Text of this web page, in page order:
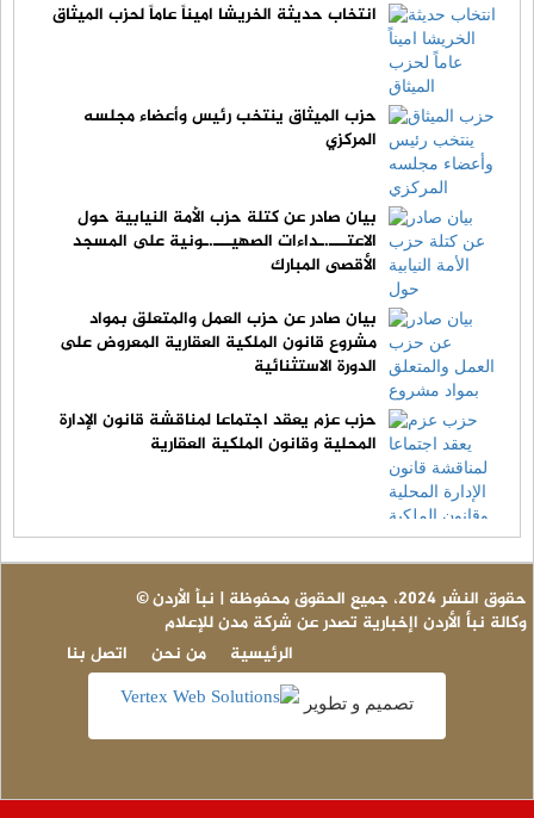
انتخاب حديثة الخريشا اميناً عاماً لحزب الميثاق
حزب الميثاق ينتخب رئيس وأعضاء مجلسه
المركزي
بيان صادر عن كتلة حزب الأمة النيابية حول
الاعتـــ.ـداءات الصهيـــ.ـونية على المسجد
الأقصى المبارك
بيان صادر عن حزب العمل والمتعلق بمواد
مشروع قانون الملكية العقارية المعروض على
الدورة الاستثنائية
حزب عزم يعقد اجتماعا لمناقشة قانون الإدارة
المحلية وقانون الملكية العقارية
© حقوق النشر 2024، جميع الحقوق محفوظة | نبأ الأردن
وكالة نبأ الأردن اإخبارية تصدر عن شركة مدن للإعلام
اتصل بنا
من نحن الرئيسية
تصميم و تطوير